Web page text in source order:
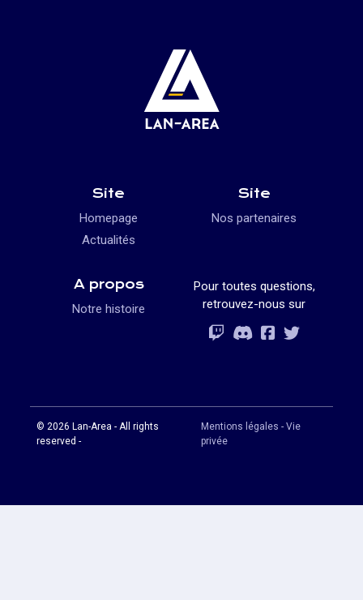
Site
Homepage
Actualités
Site
Nos partenaires
A propos
Notre histoire
Pour toutes questions,
retrouvez-nous sur
© 2026 Lan-Area - All rights
reserved -
Mentions légales - Vie
privée